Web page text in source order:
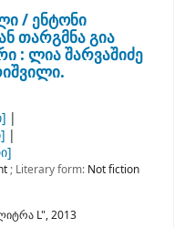
/ენტონი
თარგმნა გია
: ლია შარვაშიძე
; Literary form: Not fiction
L",2013